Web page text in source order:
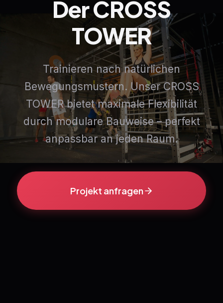
DerCROSS
TOWER
Trainieren nach natürlichen
Bewegungsmustern. Unser CROSS
TOWER bietet maximale Flexibilität
durch modulare Bauweise – perfekt
anpassbar an jeden Raum.
Projekt anfragen